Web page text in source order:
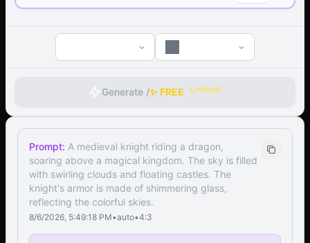
Generate /✨ FREE Limited!
Prompt: A medieval knight riding a dragon,
soaring above a magical kingdom. The sky is filled
with swirling clouds and floating castles. The
knight's armor is made of shimmering glass,
reflecting the colorful skies.
8/6/2026, 5:49:18 PM•auto•4:3